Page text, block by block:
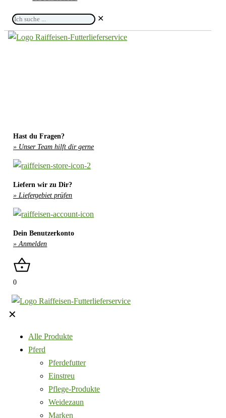
Ich
suche
✕
Hast du Fragen?
» Unser Team hilft dir gerne
Liefern wir zu Dir?
» Liefergebiet prüfen
Dein Benutzerkonto
» Anmelden
0
✕
Alle Produkte
Pferd
Pferdefutter
Einstreu
Pflege-Produkte
Weidezaun
Marken